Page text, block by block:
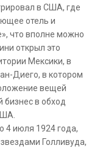
в США, где
отель и
что вполне можно
открыл это
Мексики, в
Диего, в котором
вещей
в обход
4 июля 1924 года,
Голливуда,